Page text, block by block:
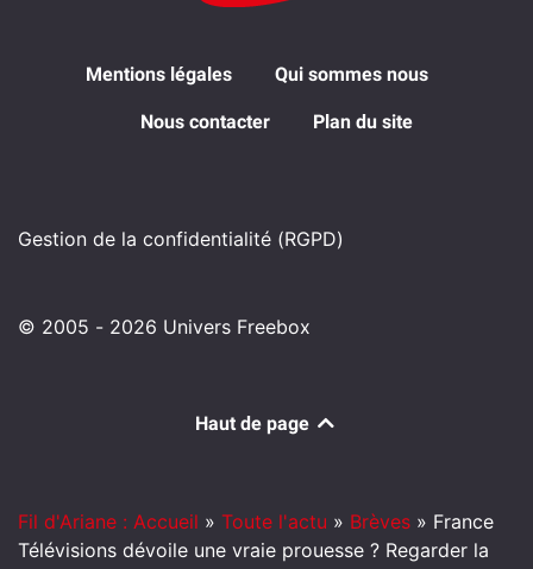
Mentions légales Qui sommes nous
Nous contacter Plan du site
Gestion de la confidentialité (RGPD)
© 2005 - 2026 Univers Freebox
Haut de page
Fil d'Ariane : Accueil » Toute l'actu » Brèves » France
Télévisions dévoile une vraie prouesse ? Regarder la